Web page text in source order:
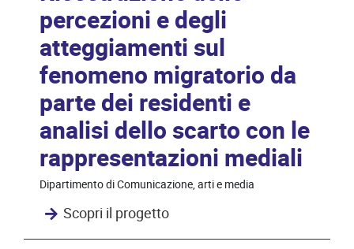
percezioni e degli
atteggiamenti sul
fenomeno migratorio da
parte dei residenti e
analisi dello scarto con le
rappresentazioni mediali
Dipartimento di Comunicazione, arti e media
Scopri il progetto